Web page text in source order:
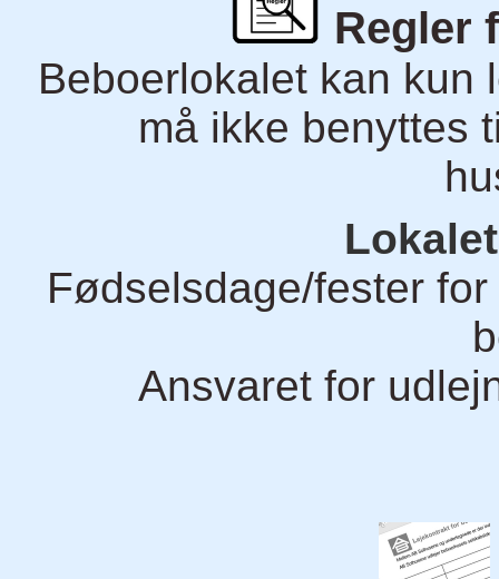
Regler
Beboerlokalet kan kun
må ikke benyttes
Fødselsdage/fester
Ansvaret for